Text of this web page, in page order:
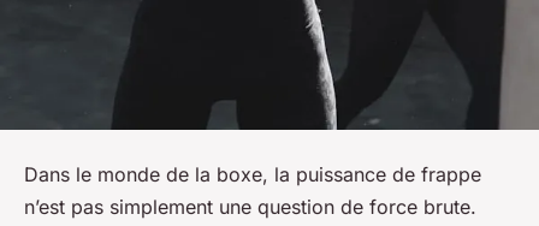
Dans le monde de la boxe, la puissance de frappe
n’est pas simplement une question de force brute.